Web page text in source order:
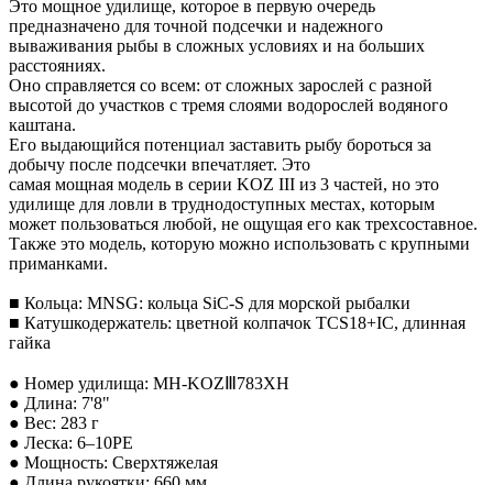
Это мощное удилище, которое в первую очередь
предназначено для точной подсечки и надежного
вываживания рыбы в сложных условиях и на больших
расстояниях.
Оно справляется со всем: от сложных зарослей с разной
высотой до участков с тремя слоями водорослей водяного
каштана.
Его выдающийся потенциал заставить рыбу бороться за
добычу после подсечки впечатляет. Это
самая мощная модель в серии KOZ III из 3 частей, но это
удилище для ловли в труднодоступных местах, которым
может пользоваться любой, не ощущая его как трехсоставное.
Также это модель, которую можно использовать с крупными
приманками.
■ Кольца: MNSG: кольца SiC-S для морской рыбалки
■ Катушкодержатель: цветной колпачок TCS18+IC, длинная
гайка
● Номер удилища: MH-KOZⅢ783XH
● Длина: 7'8"
● Вес: 283 г
● Леска: 6–10PE
● Мощность: Сверхтяжелая